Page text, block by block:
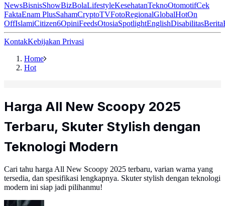
NewsBisnisShowBizBolaLifestyleKesehatanTeknoOtomotifCek
FaktaEnam PlusSahamCryptoTVFotoRegionalGlobalHotOn
OffIslamiCitizen6OpiniFeedsOtosiaSpotlightEnglishDisabilitasBerita
KontakKebijakan Privasi
Home
Hot
Harga All New Scoopy 2025
Terbaru, Skuter Stylish dengan
Teknologi Modern
Cari tahu harga All New Scoopy 2025 terbaru, varian warna yang
tersedia, dan spesifikasi lengkapnya. Skuter stylish dengan teknologi
modern ini siap jadi pilihanmu!